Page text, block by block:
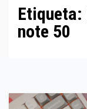
Etiqueta:
note 50